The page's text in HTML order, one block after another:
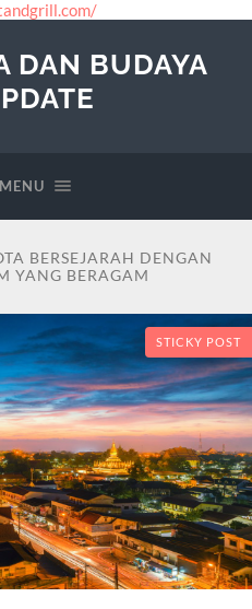
DAN BUDAYA
BERSEJARAH DENGAN
YANG BERAGAM
STICKY POST